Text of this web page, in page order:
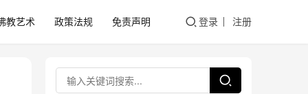
教艺术 政策法规 免责声明 登录 注册